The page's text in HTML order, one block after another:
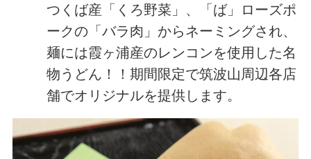
つくば産「くろ野菜」、「ば」ローズポ
ークの「バラ肉」からネーミングされ、
麺には霞ヶ浦産のレンコンを使用した名
物うどん！！期間限定で筑波山周辺各店
舗でオリジナルを提供します。